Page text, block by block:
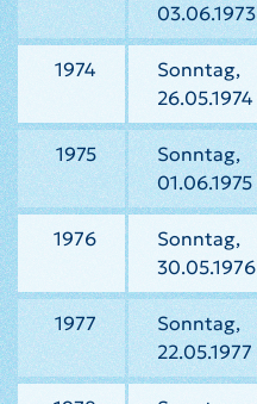
03.06.1973
1974
Sonntag,
26.05.1974
1975
Sonntag,
01.06.1975
1976
Sonntag,
30.05.1976
1977
Sonntag,
22.05.1977